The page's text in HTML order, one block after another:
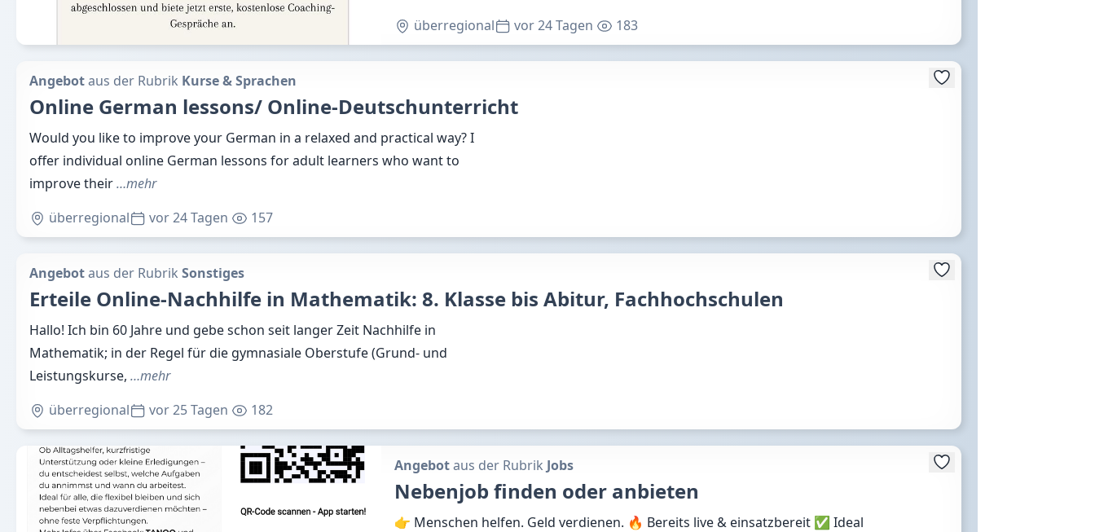
überregional vor 24 Tagen 183
Angebotaus der Rubrik Kurse & Sprachen
Online German lessons/ Online-Deutschunterricht
Would you like to improve your German in a relaxed and practical way? I
offer individual online German lessons for adult learners who want to
improve their…mehr
überregional
vor 24 Tagen 157
Angebotaus der Rubrik Sonstiges
Erteile Online-Nachhilfe in Mathematik: 8. Klasse bis Abitur, Fachhochschulen
Hallo! Ich bin 60 Jahre und gebe schon seit langer Zeit Nachhilfe in
Mathematik; in der Regel für die gymnasiale Oberstufe (Grund- und
Leistungskurse, …mehr
überregional
vor 25 Tagen 182
Angebotaus der Rubrik Jobs
Nebenjob finden oder anbieten
👉 Menschen helfen. Geld verdienen. 🔥 Bereits live & einsatzbereit ✅ Ideal